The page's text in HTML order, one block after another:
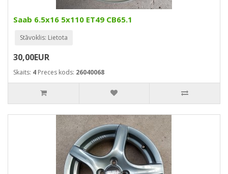
Saab 6.5x16 5x110 ET49 CB65.1
Stāvoklis: Lietota
30,00EUR
Skaits: 4 Preces kods: 26040068